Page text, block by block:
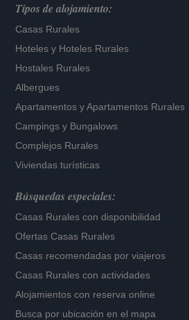
Tipos de alojamiento:
Casas Rurales
Hoteles y Hoteles Rurales
Hostales Rurales
Albergues
Apartamentos yApartamentos Rurales
Campings y Bungalows
Complejos Rurales
Viviendas turísticas
Búsquedas especiales:
Casas Rurales con disponibilidad
Ofertas Casas Rurales
Casas recomendadas por viajeros
Casas Rurales con actividades
Alojamientos con reserva online
Busca por ubicación en el mapa